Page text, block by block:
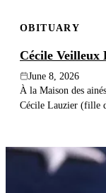
OBITUARY
Cécile Veilleux
June 8, 2026
À la Maison des
Cécile Lauzier (fille